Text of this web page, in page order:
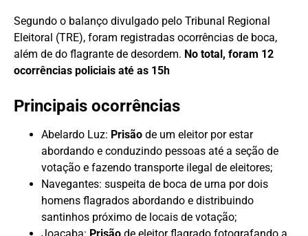
Segundo o balanço divulgado pelo Tribunal Regional
Eleitoral (TRE), foram registradas ocorrências de boca,
além de do flagrante de desordem. No total, foram 12
ocorrências policiais até as 15h
Principais ocorrências
Abelardo Luz: Prisão de um eleitor por estar
abordando e conduzindo pessoas até a seção de
votação e fazendo transporte ilegal de eleitores;
Navegantes: suspeita de boca de urna por dois
homens flagrados abordando e distribuindo
santinhos próximo de locais de votação;
Joaçaba: Prisão de eleitor flagrado fotografando a